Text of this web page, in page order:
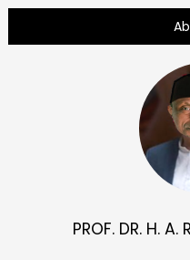
PROF. DR. H. A.